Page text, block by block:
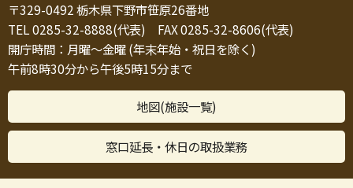
〒329-0492 栃木県下野市笹原26番地
TEL 0285-32-8888(代表) FAX 0285-32-8606(代表)
開庁時間：月曜～金曜 (年末年始・祝日を除く)
午前8時30分から午後5時15分まで
地図(施設一覧)
窓口延長・休日の取扱業務